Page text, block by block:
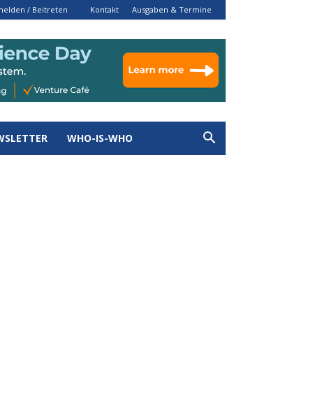
/ Beitreten Kontakt Ausgaben & Termine
WHO-IS-WHO